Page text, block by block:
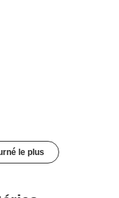
le plus